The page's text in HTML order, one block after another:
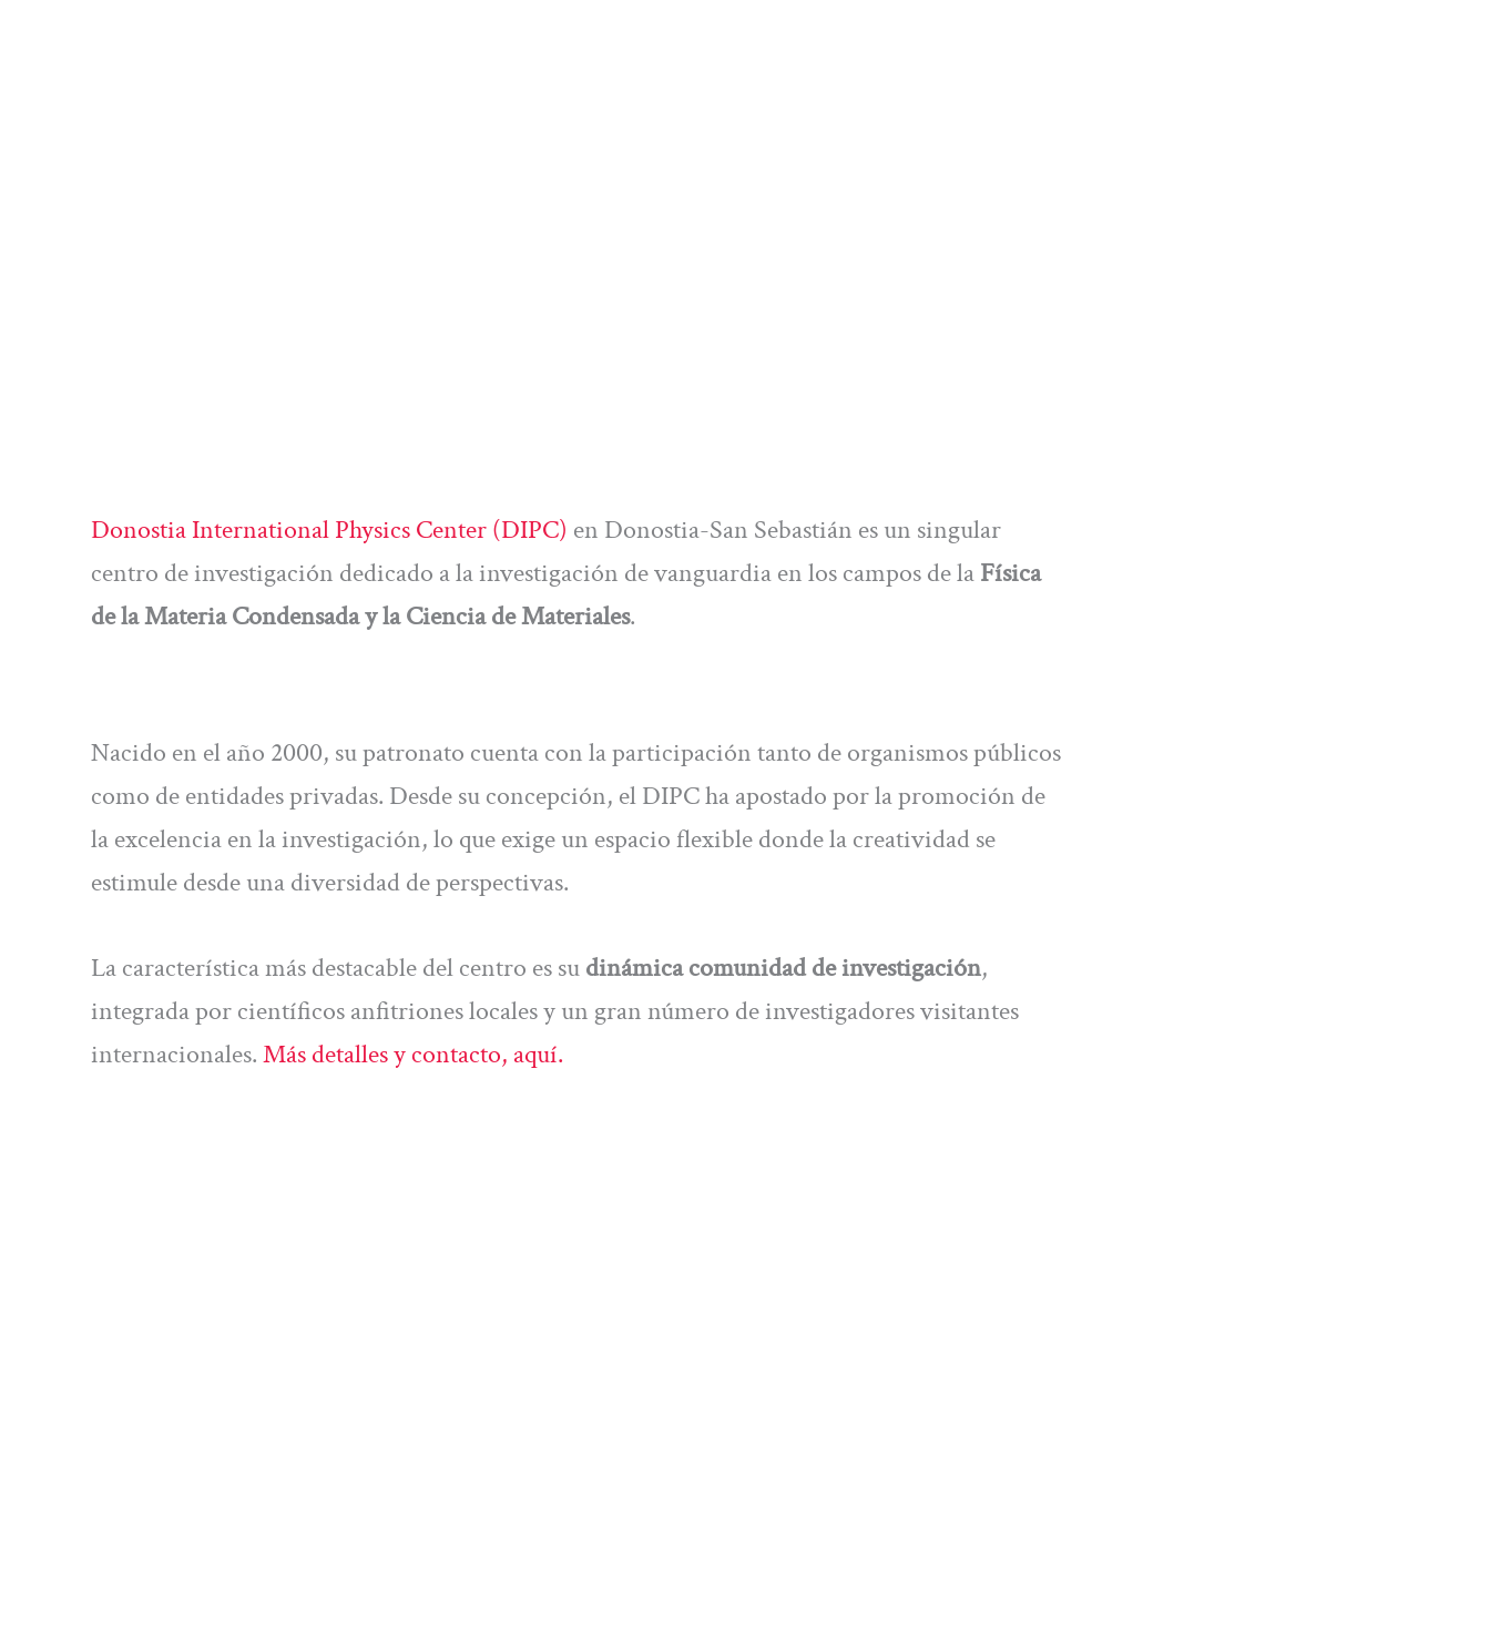
Donostia International Physics Center (DIPC) en Donostia-San Sebastián es un singular
centro de investigación dedicado a la investigación de vanguardia en los campos de laFísica
de la Materia Condensada y la Ciencia de Materiales.
Nacido en el año 2000, su patronato cuenta con la participación tanto de organismos públicos
como de entidades privadas. Desde su concepción, el DIPC ha apostado por la promoción de
la excelencia en la investigación, lo que exige un espacio flexible donde la creatividad se
estimule desde una diversidad de perspectivas.
La característica más destacable del centro es sudinámica comunidad de investigación,
integrada por científicos anfitriones locales y un gran número de investigadores visitantes
internacionales.Más detalles y contacto, aquí.